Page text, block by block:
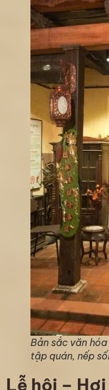
Bản sắc văn
tập quán, nếp
Lễ hội –